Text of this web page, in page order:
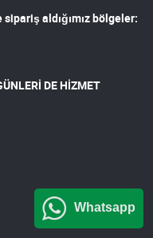
aldığımız bölgeler:
DE HİZMET
Whatsapp